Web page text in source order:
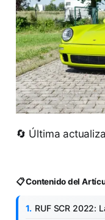
🔄 Última
📋 Contenido del
RUF SCR 2022: